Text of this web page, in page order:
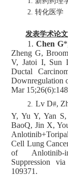
2.转化医学
发表学术论文
1.Chen G
Zheng G,
V, Jatoi I, Sun
Ductal
Downregulation
Mar
2. Lv D#,
Y, Yu Y, Yan
BaoQ, Jin X,
Cell Lung
of Anlotinib-
Suppression
109371.